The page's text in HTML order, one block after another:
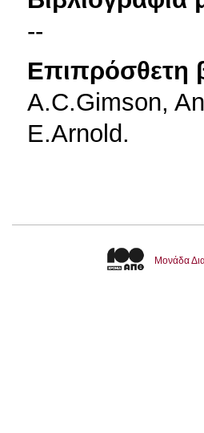
--
Επιπρόσθετη
A.C.Gimson,
E.Arnold.
Μονάδα